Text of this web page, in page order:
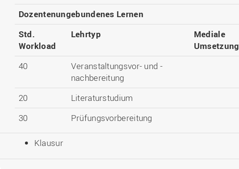
Dozentenungebundenes Lernen
Std.
Workload
Lehrtyp
Mediale
Umsetzung
40
Veranstaltungsvor- und -
nachbereitung
20 Literaturstudium
30
Prüfungsvorbereitung
Klausur